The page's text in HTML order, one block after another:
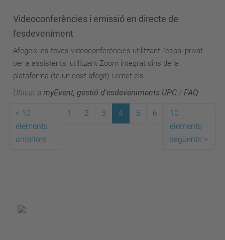
Videoconferències i emissió en directe de
l'esdeveniment
Afegeix les teves videoconferències utilitzant l'espai privat
per a assistents, utilitzant Zoom integrat dins de la
plataforma (té un cost afegit) i emet els ...
Ubicat a myEvent, gestió d'esdeveniments UPC /FAQ
< 10
elements
anteriors
1 2 3 4 5 6
10
elements
següents >